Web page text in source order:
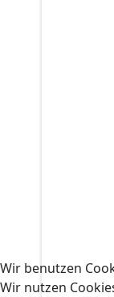
Wir benutzen
Wir nutzen